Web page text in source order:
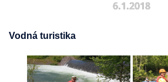
6.1.2018
Vodná turistika